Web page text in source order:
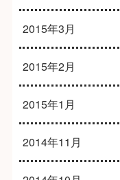
2015年3月
2015年2月
2015年1月
2014年11月